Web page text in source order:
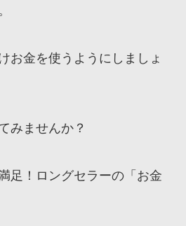
お金を使うようにしましょ
みませんか？
足！ロングセラーの「お金